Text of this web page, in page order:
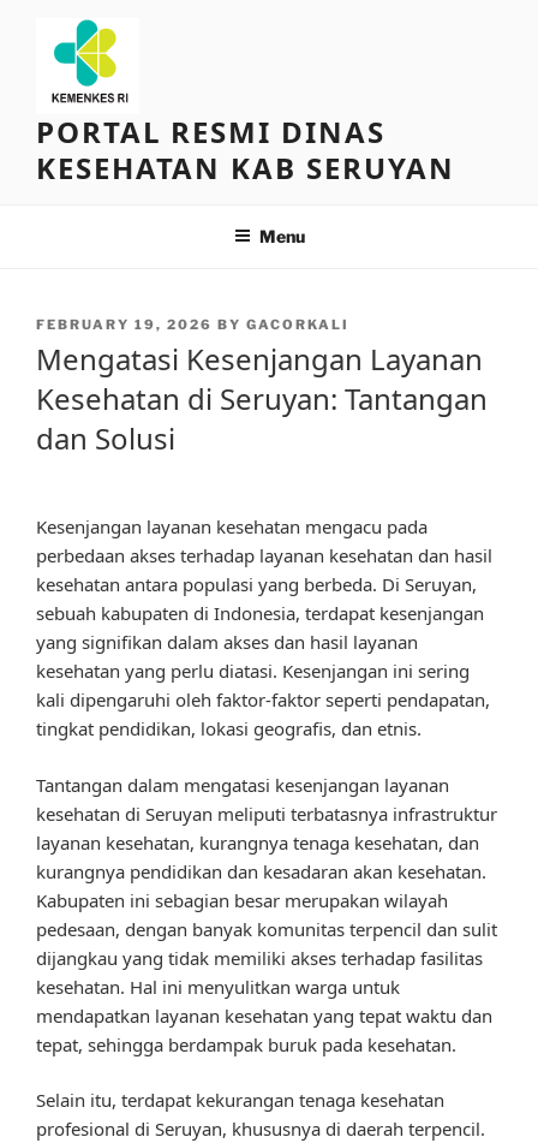
content
PORTAL RESMI DINAS
KESEHATAN KAB SERUYAN
Menu
POSTED
FEBRUARY 19, 2026 BY GACORKALI
Mengatasi Kesenjangan Layanan
Kesehatan di Seruyan: Tantangan
dan Solusi
Kesenjangan layanan kesehatan mengacu pada
perbedaan akses terhadap layanan kesehatan dan hasil
kesehatan antara populasi yang berbeda. Di Seruyan,
sebuah kabupaten di Indonesia, terdapat kesenjangan
yang signifikan dalam akses dan hasil layanan
kesehatan yang perlu diatasi. Kesenjangan ini sering
kali dipengaruhi oleh faktor-faktor seperti pendapatan,
tingkat pendidikan, lokasi geografis, dan etnis.
Tantangan dalam mengatasi kesenjangan layanan
kesehatan di Seruyan meliputi terbatasnya infrastruktur
layanan kesehatan, kurangnya tenaga kesehatan, dan
kurangnya pendidikan dan kesadaran akan kesehatan.
Kabupaten ini sebagian besar merupakan wilayah
pedesaan, dengan banyak komunitas terpencil dan sulit
dijangkau yang tidak memiliki akses terhadap fasilitas
kesehatan. Hal ini menyulitkan warga untuk
mendapatkan layanan kesehatan yang tepat waktu dan
tepat, sehingga berdampak buruk pada kesehatan.
Selain itu, terdapat kekurangan tenaga kesehatan
profesional di Seruyan, khususnya di daerah terpencil.